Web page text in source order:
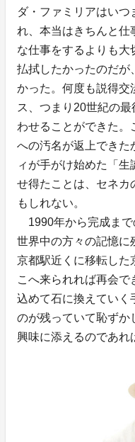
ダ・ファミリアはいつ
れ、本当はきちんと仕
な仕事をするよりも大
払拭したかったのだが
かった。何度も説得交
ス、つまり20世紀の
わせることができた。
への汚名が返上できた
ィが手がけ始めた「生
せ得たことは、セネカ
もしれない。
1990年から完成まで
世界中の方々の記憶に
京都駅近くに移転した
こへ来られれば再会
込めて石に換えていく
のが残っていて恥ずか
興味に添えるのであれ